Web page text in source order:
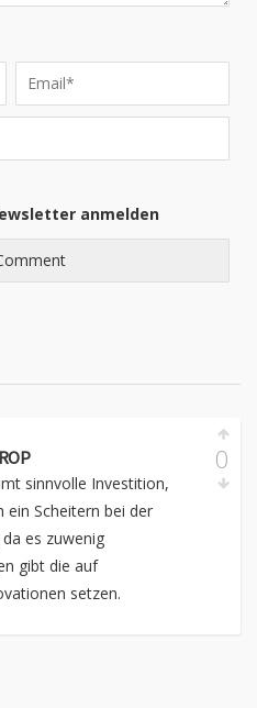
anmelden
sinnvolle Investition,
ein Scheitern bei der
es zuwenig
gibt die auf
setzen.
0